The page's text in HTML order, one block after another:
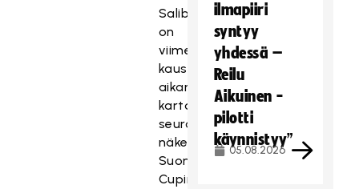
Salibandyliitto
on
viime
kausien
aikana
kartoittanut
seurojen
näkemyksiä
Suomen
Cupin
ilmapiiri
syntyy
yhdessä –
Reilu
Aikuinen -
pilotti
käynnistyy”
05.08.2026